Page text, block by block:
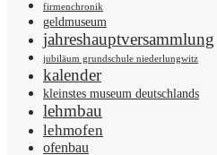
firmenchronik
geldmuseum
jahreshauptversammlung
jubiläum grundschule niederlungwitz
kalender
kleinstes museum deutschlands
lehmbau
lehmofen
ofenbau